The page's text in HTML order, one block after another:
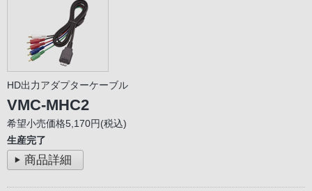
HD出力アダプターケーブル
VMC-MHC2
希望小売価格5,170円(税込)
生産完了
商品詳細